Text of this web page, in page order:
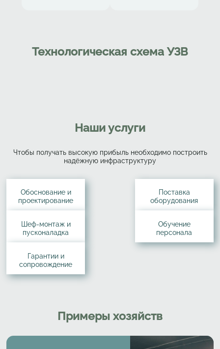
Технологическая схема УЗВ
Наши услуги
Чтобы получать высокую прибыль необходимо построить
надёжную инфраструктуру
Обоснование и
проектирование
Поставка
оборудования
Шеф-монтаж и
пусконаладка
Обучение
персонала
Гарантии и
сопровождение
Примеры хозяйств